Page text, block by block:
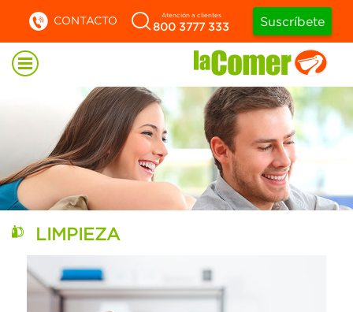
CONTACTO Atención a clientes
800 3777 333 Suscríbete
LIMPIEZA